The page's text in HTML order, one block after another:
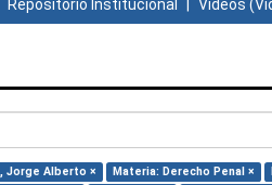
Repositorio Institucional Videos
Jorge Alberto × Materia: Derecho Penal ×